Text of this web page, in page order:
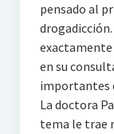
pensado al
exactamente
en su
importantes
La doctora
tema le trae